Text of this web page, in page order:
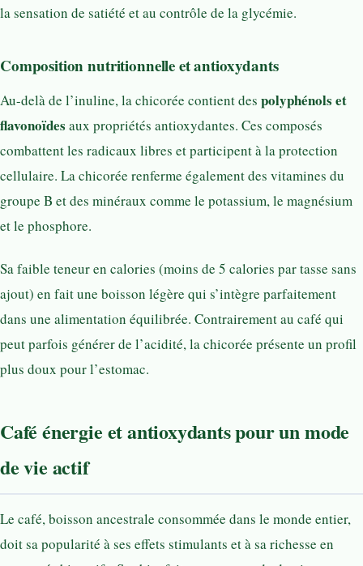
la sensation de satiété et au contrôle de la glycémie.
Composition nutritionnelle et antioxydants
Au-delà de l’inuline, la chicorée contient des polyphénols et
flavonoïdes aux propriétés antioxydantes. Ces composés
combattent les radicaux libres et participent à la protection
cellulaire. La chicorée renferme également des vitamines du
groupe B et des minéraux comme le potassium, le magnésium
et le phosphore.
Sa faible teneur en calories (moins de 5 calories par tasse sans
ajout) en fait une boisson légère qui s’intègre parfaitement
dans une alimentation équilibrée. Contrairement au café qui
peut parfois générer de l’acidité, la chicorée présente un profil
plus doux pour l’estomac.
Café énergie et antioxydants pour un mode
de vie actif
Le café, boisson ancestrale consommée dans le monde entier,
doit sa popularité à ses effets stimulants et à sa richesse en